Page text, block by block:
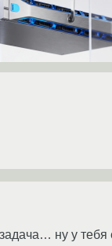
ну у тебя